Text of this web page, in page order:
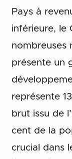
Pays à
inférieure, le
nombreuses
présente un
représente
brut issu de
cent de la
crucial dans